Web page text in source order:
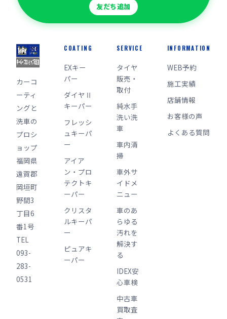
友だち追加
カーコ
ーティ
ングと
洗車の
プロシ
ョップ
福岡県
遠賀郡
岡垣町
野間3
丁目6
番1号
TEL
093-
283-
0531
COATING
EXキー
パー
ダイヤⅡ
キーパー
フレッシ
ュキーパ
ー
アイア
ン・プロ
テクトキ
ーパー
クリスタ
ルキーパ
ー
ピュアキ
ーパー
SERVICE
タイヤ
販売・
取付
純水手
洗い洗
車
車内清
掃
車外サ
イドメ
ニュー
車のあ
らゆる
汚れを
解決す
る
IDEX安
心車検
中古車
買取査
INFORMATION
WEB予約
施工実績
店舗情報
お客様の声
よくある質問